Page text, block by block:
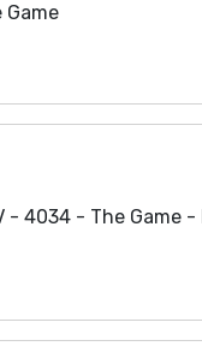
Game
- 4034 - The Game -